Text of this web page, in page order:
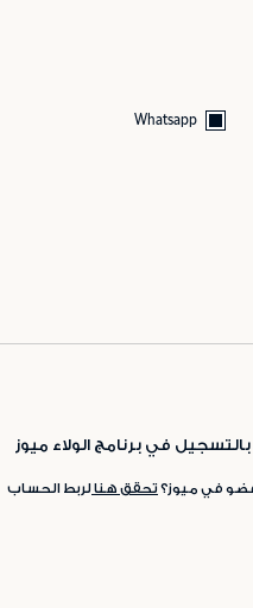
Whatsapp
في برنامج الولاء ميوز
في ميوز؟ تحقق هنا لربط الحساب